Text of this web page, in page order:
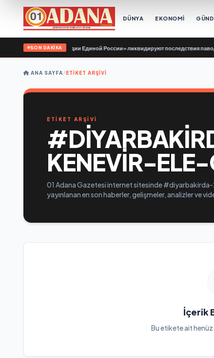
DÜNYA EKONOMİ
SON DAKİKA
«Молодой Гвардии Единой России» ликвидируют последствия
ANA SAYFA/ETIKET ARŞIVI
ETİKET ARŞİVİ
KENEVIR-
01 Adana Gazetesi internet sitesinde
yayınlanan en son haberler, gelişmeler, analizler ve
İçerik
Bu etikete ait henüz